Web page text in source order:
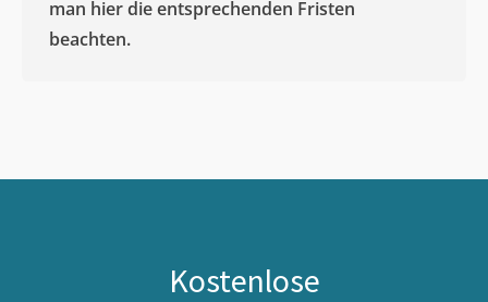
man hier die entsprechenden Fristen
beachten.
Kostenlose